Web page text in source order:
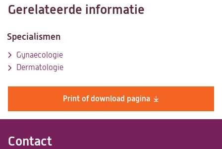
Contact
Print of download pagina
nieuwe
een
Gerelateerde informatie
Specialismen
Gynaecologie
Dermatologie